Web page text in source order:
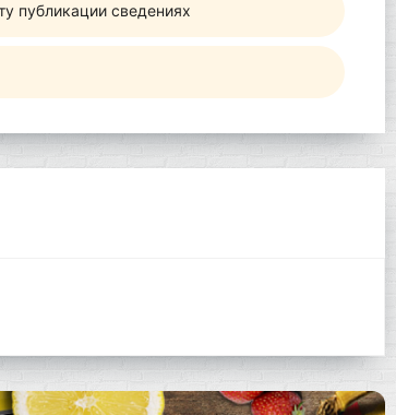
публикации сведениях